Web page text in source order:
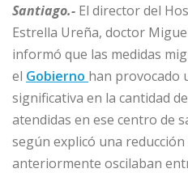
at
s
A
p
p
e
g
ra
m
c
e
b
o
o
k
l
Santiago.- El director del
Estrella Ureña, doctor
informó que las medidas
el Gobierno han provocado
significativa en la cantidad
atendidas en ese centro de
según explicó una
anteriormente oscilaban